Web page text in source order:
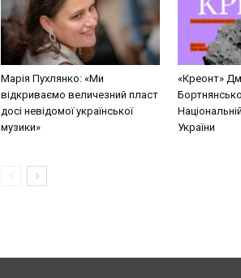
Марія Пухлянко: «Ми
відкриваємо величезний пласт
досі невідомої української
музики»
«Креонт»
України